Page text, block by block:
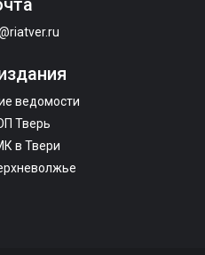
ведомости
Тверь
в Твери